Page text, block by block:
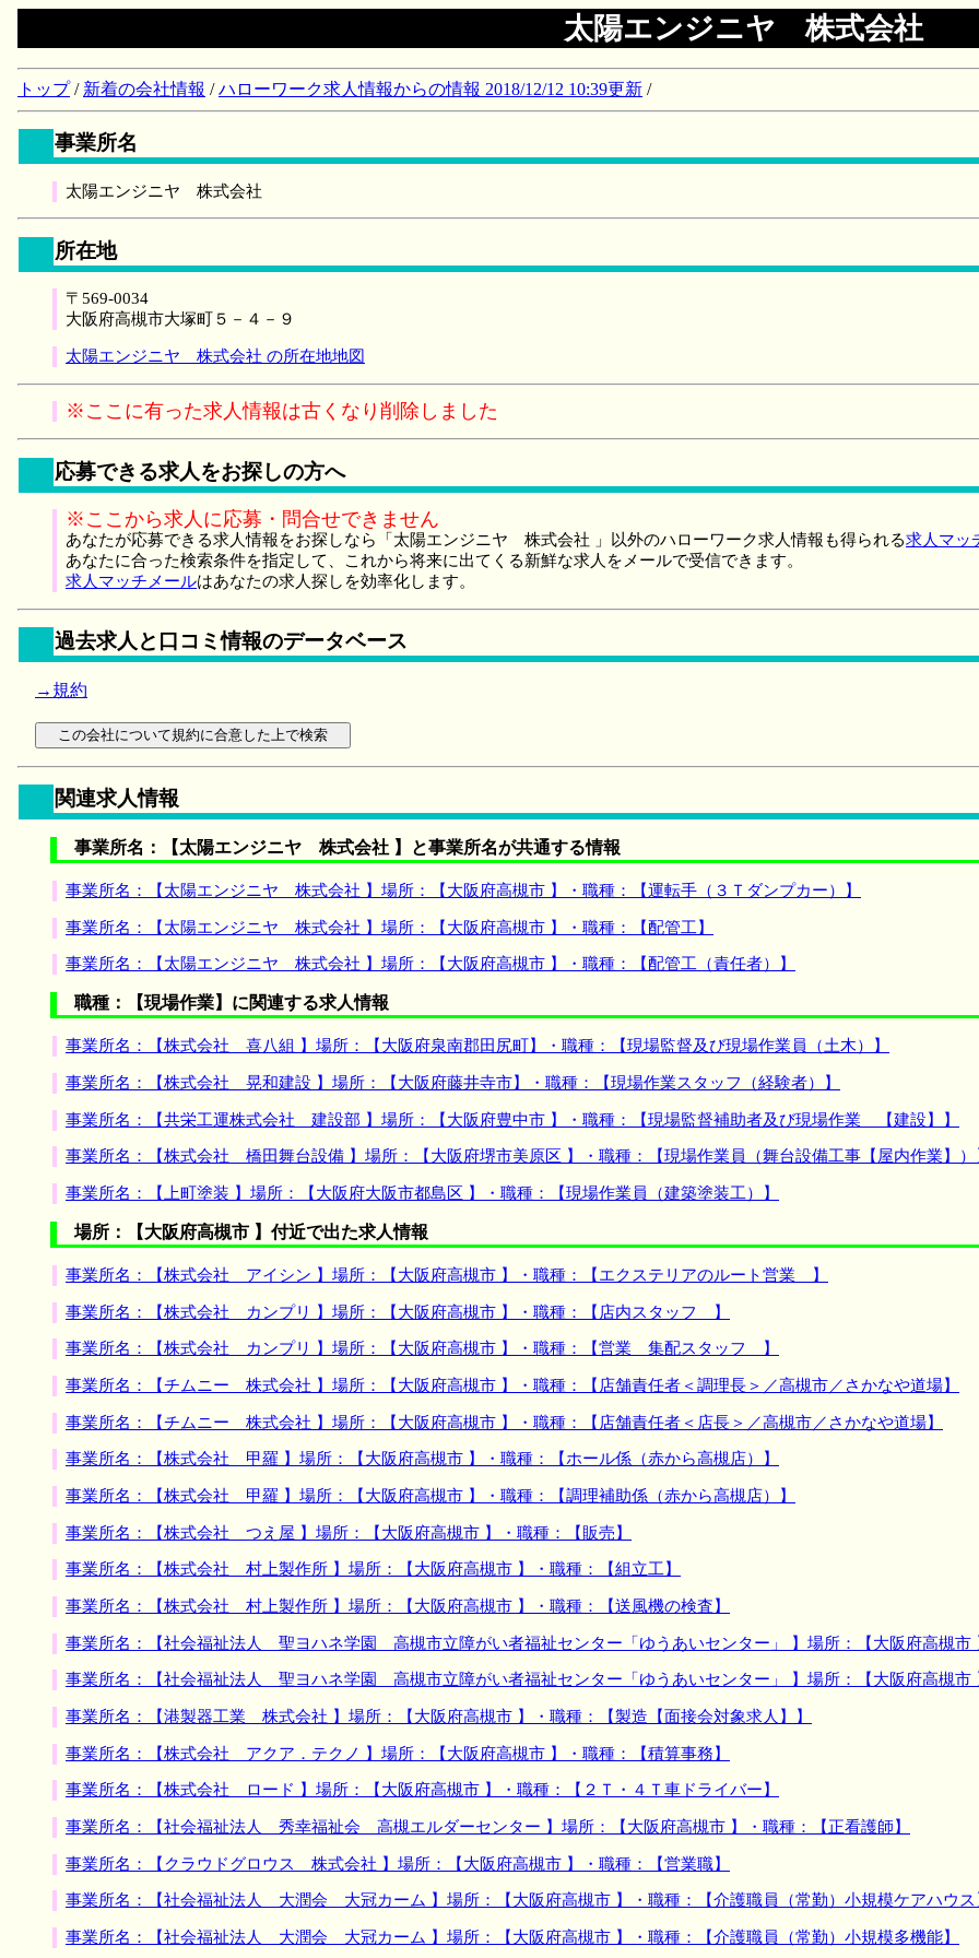
太陽エンジニヤ 株式会社
トップ/ 新着の会社情報 /ハローワーク求人情報からの情報 2018/12/12 10:39更新 /
事業所名
太陽エンジニヤ 株式会社
所在地
〒569-0034
大阪府高槻市大塚町５－４－９
太陽エンジニヤ 株式会社 の所在地地図
※ここに有った求人情報は古くなり削除しました
応募できる求人をお探しの方へ
※ここから求人に応募・問合せできません
あなたが応募できる求人情報をお探しなら「太陽エンジニヤ 株式会社 」以外のハローワーク求人情報も得られる求人マッ
あなたに合った検索条件を指定して、これから将来に出てくる新鮮な求人をメールで受信できます。
求人マッチメールはあなたの求人探しを効率化します。
過去求人と口コミ情報のデータベース
→規約
関連求人情報
事業所名：【太陽エンジニヤ 株式会社 】と事業所名が共通する情報
事業所名：【太陽エンジニヤ 株式会社 】場所：【大阪府高槻市 】・職種：【運転手（３Ｔダンプカー）】
事業所名：【太陽エンジニヤ 株式会社 】場所：【大阪府高槻市 】・職種：【配管工】
事業所名：【太陽エンジニヤ 株式会社 】場所：【大阪府高槻市 】・職種：【配管工（責任者）】
職種：【現場作業】に関連する求人情報
事業所名：【株式会社 喜八組 】場所：【大阪府泉南郡田尻町】・職種：【現場監督及び現場作業員（土木）】
事業所名：【株式会社 晃和建設 】場所：【大阪府藤井寺市】・職種：【現場作業スタッフ（経験者）】
事業所名：【共栄工運株式会社 建設部 】場所：【大阪府豊中市 】・職種：【現場監督補助者及び現場作業 【建設】】
事業所名：【株式会社 橋田舞台設備 】場所：【大阪府堺市美原区 】・職種：【現場作業員（舞台設備工事【屋内作業】）
事業所名：【上町塗装 】場所：【大阪府大阪市都島区 】・職種：【現場作業員（建築塗装工）】
場所：【大阪府高槻市 】付近で出た求人情報
事業所名：【株式会社 アイシン 】場所：【大阪府高槻市 】・職種：【エクステリアのルート営業 】
事業所名：【株式会社 カンプリ 】場所：【大阪府高槻市 】・職種：【店内スタッフ 】
事業所名：【株式会社 カンプリ 】場所：【大阪府高槻市 】・職種：【営業 集配スタッフ 】
事業所名：【チムニー 株式会社 】場所：【大阪府高槻市 】・職種：【店舗責任者＜調理長＞／高槻市／さかなや道場】
事業所名：【チムニー 株式会社 】場所：【大阪府高槻市 】・職種：【店舗責任者＜店長＞／高槻市／さかなや道場】
事業所名：【株式会社 甲羅 】場所：【大阪府高槻市 】・職種：【ホール係（赤から高槻店）】
事業所名：【株式会社 甲羅 】場所：【大阪府高槻市 】・職種：【調理補助係（赤から高槻店）】
事業所名：【株式会社 つえ屋 】場所：【大阪府高槻市 】・職種：【販売】
事業所名：【株式会社 村上製作所 】場所：【大阪府高槻市 】・職種：【組立工】
事業所名：【株式会社 村上製作所 】場所：【大阪府高槻市 】・職種：【送風機の検査】
事業所名：【社会福祉法人 聖ヨハネ学園 高槻市立障がい者福祉センター「ゆうあいセンター」 】場所：【大阪府高槻市
事業所名：【社会福祉法人 聖ヨハネ学園 高槻市立障がい者福祉センター「ゆうあいセンター」 】場所：【大阪府高槻市
事業所名：【港製器工業 株式会社 】場所：【大阪府高槻市 】・職種：【製造【面接会対象求人】】
事業所名：【株式会社 アクア．テクノ 】場所：【大阪府高槻市 】・職種：【積算事務】
事業所名：【株式会社 ロード 】場所：【大阪府高槻市 】・職種：【２Ｔ・４Ｔ車ドライバー】
事業所名：【社会福祉法人 秀幸福祉会 高槻エルダーセンター 】場所：【大阪府高槻市 】・職種：【正看護師】
事業所名：【クラウドグロウス 株式会社 】場所：【大阪府高槻市 】・職種：【営業職】
事業所名：【社会福祉法人 大潤会 大冠カーム 】場所：【大阪府高槻市 】・職種：【介護職員（常勤）小規模ケアハウス
事業所名：【社会福祉法人 大潤会 大冠カーム 】場所：【大阪府高槻市 】・職種：【介護職員（常勤）小規模多機能】